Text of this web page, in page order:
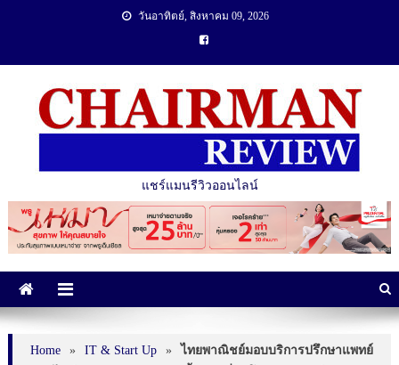
วันอาทิตย์, สิงหาคม 09, 2026
แชร์แมนรีวิวออนไลน์
Home » IT & Start Up »
ไทยพาณิชย์มอบบริการปรึกษาแพทย์